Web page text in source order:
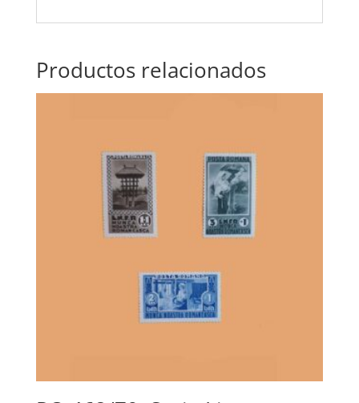
Productos relacionados